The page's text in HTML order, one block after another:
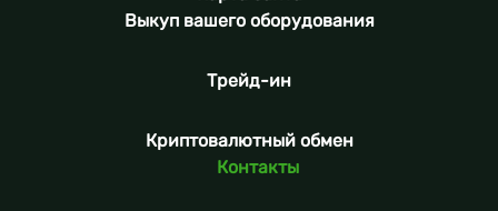
Выкуп вашего оборудования
Трейд-ин
Криптовалютный обмен
Контакты